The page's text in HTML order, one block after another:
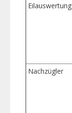
Eilauswertung
Nachzügler